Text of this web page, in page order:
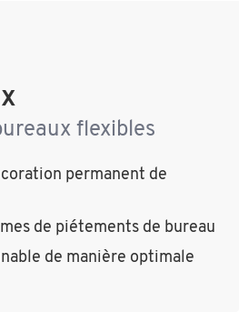
flexibles
permanent de
de piétements de bureau
de manière optimale